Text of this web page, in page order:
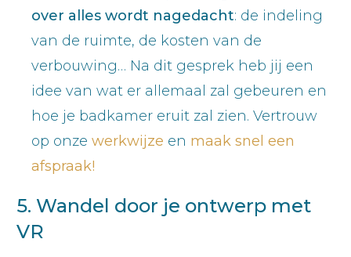
over alles wordt nagedacht: de indeling
van de ruimte, de kosten van de
verbouwing… Na dit gesprek heb jij een
idee van wat er allemaal zal gebeuren en
hoe je badkamer eruit zal zien. Vertrouw
op onze werkwijze en maak snel een
afspraak!
5. Wandel door je ontwerp met
VR